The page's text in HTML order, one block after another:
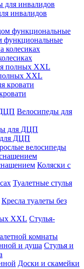
инвалидов
функциональные
XXL
Велосипеды для
для ДЦП
велосипеды
Коляски с
Туалетные стулья
Кресла туалеты без
Стулья-
комнаты
Стулья и
Доски и скамейки